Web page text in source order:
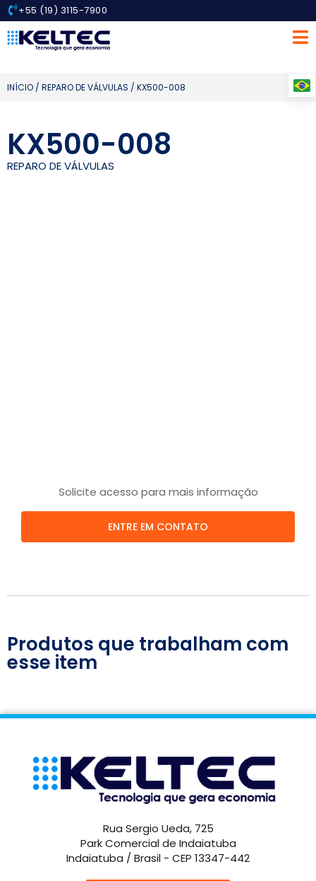
+55 (19) 3115-7900
INÍCIO / REPARO DE VÁLVULAS / KX500-008
KX500-008
REPARO DE VÁLVULAS
Solicite acesso para mais informação
ENTRE EM CONTATO
Produtos que trabalham com
esse item
Rua Sergio Ueda, 725
Park Comercial de Indaiatuba
Indaiatuba / Brasil - CEP 13347-442